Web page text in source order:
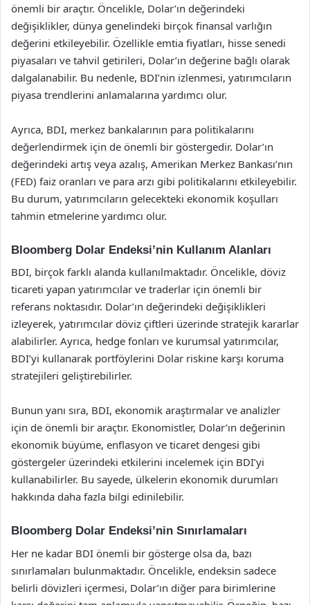
önemli bir araçtır. Öncelikle, Dolar’ın değerindeki
değişiklikler, dünya genelindeki birçok finansal varlığın
değerini etkileyebilir. Özellikle emtia fiyatları, hisse senedi
piyasaları ve tahvil getirileri, Dolar’ın değerine bağlı olarak
dalgalanabilir. Bu nedenle, BDI’nin izlenmesi, yatırımcıların
piyasa trendlerini anlamalarına yardımcı olur.
Ayrıca, BDI, merkez bankalarının para politikalarını
değerlendirmek için de önemli bir göstergedir. Dolar’ın
değerindeki artış veya azalış, Amerikan Merkez Bankası’nın
(FED) faiz oranları ve para arzı gibi politikalarını etkileyebilir.
Bu durum, yatırımcıların gelecekteki ekonomik koşulları
tahmin etmelerine yardımcı olur.
Bloomberg Dolar Endeksi’nin Kullanım Alanları
BDI, birçok farklı alanda kullanılmaktadır. Öncelikle, döviz
ticareti yapan yatırımcılar ve traderlar için önemli bir
referans noktasıdır. Dolar’ın değerindeki değişiklikleri
izleyerek, yatırımcılar döviz çiftleri üzerinde stratejik kararlar
alabilirler. Ayrıca, hedge fonları ve kurumsal yatırımcılar,
BDI’yi kullanarak portföylerini Dolar riskine karşı koruma
stratejileri geliştirebilirler.
Bunun yanı sıra, BDI, ekonomik araştırmalar ve analizler
için de önemli bir araçtır. Ekonomistler, Dolar’ın değerinin
ekonomik büyüme, enflasyon ve ticaret dengesi gibi
göstergeler üzerindeki etkilerini incelemek için BDI’yi
kullanabilirler. Bu sayede, ülkelerin ekonomik durumları
hakkında daha fazla bilgi edinilebilir.
Bloomberg Dolar Endeksi’nin Sınırlamaları
Her ne kadar BDI önemli bir gösterge olsa da, bazı
sınırlamaları bulunmaktadır. Öncelikle, endeksin sadece
belirli dövizleri içermesi, Dolar’ın diğer para birimlerine